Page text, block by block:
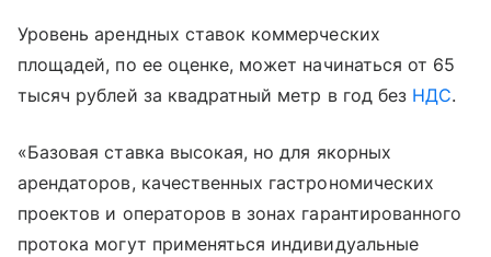
Уровень арендных ставок коммерческих
площадей, по ее оценке, может начинаться от 65
тысяч рублей за квадратный метр в год без НДС.
«Базовая ставка высокая, но для якорных
арендаторов, качественных гастрономических
проектов и операторов в зонах гарантированного
протока могут применяться индивидуальные